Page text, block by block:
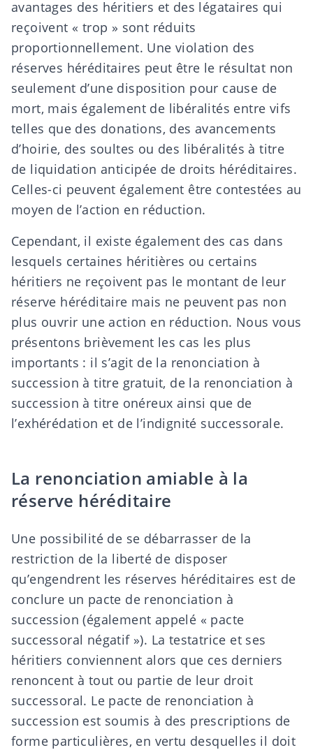
avantages des héritiers et des légataires qui
reçoivent « trop » sont réduits
proportionnellement. Une violation des
réserves héréditaires peut être le résultat non
seulement d’une disposition pour cause de
mort, mais également de libéralités entre vifs
telles que des donations, des avancements
d’hoirie, des soultes ou des libéralités à titre
de liquidation anticipée de droits héréditaires.
Celles-ci peuvent également être contestées au
moyen de l’action en réduction.
Cependant, il existe également des cas dans
lesquels certaines héritières ou certains
héritiers ne reçoivent pas le montant de leur
réserve héréditaire mais ne peuvent pas non
plus ouvrir une action en réduction. Nous vous
présentons brièvement les cas les plus
importants : il s’agit de la renonciation à
succession à titre gratuit, de la renonciation à
succession à titre onéreux ainsi que de
l’exhérédation et de l’indignité successorale.
La renonciation amiable à la
réserve héréditaire
Une possibilité de se débarrasser de la
restriction de la liberté de disposer
qu’engendrent les réserves héréditaires est de
conclure un pacte de renonciation à
succession (également appelé « pacte
successoral négatif»). La testatrice et ses
héritiers conviennent alors que ces derniers
renoncent à tout ou partie de leur droit
successoral. Le pacte de renonciation à
succession est soumis à des prescriptions de
forme particulières, en vertu desquelles il doit